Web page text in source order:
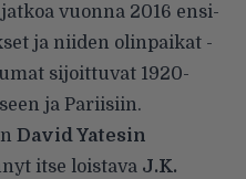
vuonna 2016 ensi-
ja niiden olinpaikat -
sijoittuvat 1920-
ja Pariisiin.
David Yatesin
itse loistava J.K.